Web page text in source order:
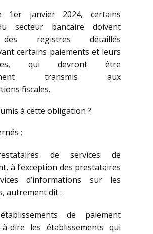
1er janvier 2024, certains
secteur bancaire doivent
registres détaillés
certains paiements et leurs
qui devront être
transmis aux
fiscales.
à cette obligation ?
:
de services de
à l’exception des prestataires
d’informations sur les
autrement dit :
de paiement
à-dire les établissements qui